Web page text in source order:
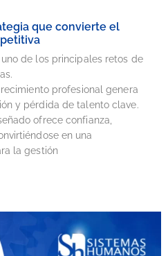
que convierte el
uno de los principales retos de
profesional genera
y pérdida de talento clave.
ofrece confianza,
en una
la gestión